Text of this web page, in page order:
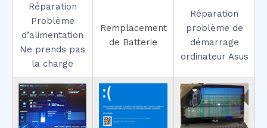
Réparation
Problème
d’alimentation
Ne prends pas
la charge
Remplacement
de Batterie
Réparation
problème de
démarrage
ordinateur Asus